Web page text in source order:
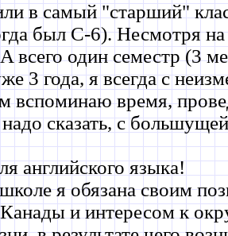
в самый "старший"
был С-6). Несмотря на
всего один семестр (3
3 года, я всегда с
вспоминаю время,
сказать, с
английского языка!
я обязана своим
и интересом к